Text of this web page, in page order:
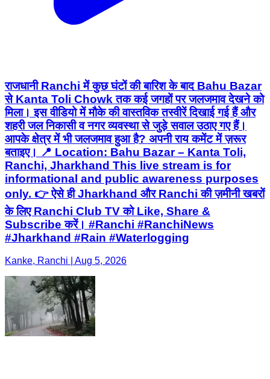
राजधानी Ranchi में कुछ घंटों की बारिश के बाद Bahu Bazar
से Kanta Toli Chowk तक कई जगहों पर जलजमाव देखने को
मिला। इस वीडियो में मौके की वास्तविक तस्वीरें दिखाई गई हैं और
शहरी जल निकासी व नगर व्यवस्था से जुड़े सवाल उठाए गए हैं।
आपके क्षेत्र में भी जलजमाव हुआ है? अपनी राय कमेंट में ज़रूर
बताइए। 📍 Location: Bahu Bazar – Kanta Toli,
Ranchi, Jharkhand This live stream is for
informational and public awareness purposes
only. 👉 ऐसे ही Jharkhand और Ranchi की ज़मीनी खबरों
के लिए Ranchi Club TV को Like, Share &
Subscribe करें। #Ranchi #RanchiNews
#Jharkhand #Rain #Waterlogging
Kanke, Ranchi | Aug 5, 2026